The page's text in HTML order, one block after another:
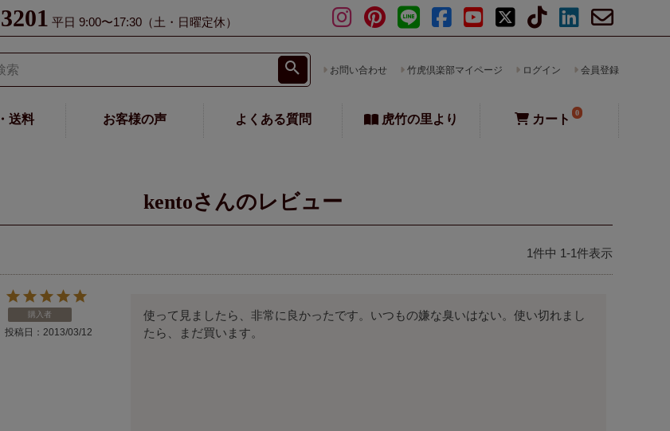
平日 9:00〜17:30（土・日曜定休）
お問い合わせ 竹虎倶楽部マイページ ログイン 会員登録
送料 お客様の声 よくある質問 虎竹の里より カート 0
kentoさんのレビュー
1件中 1-1件表示
購入者
投稿日 2013/03/12
使って見ましたら、非常に良かったです。いつもの嫌な臭いはない。使い切れまし
たら、まだ買います。